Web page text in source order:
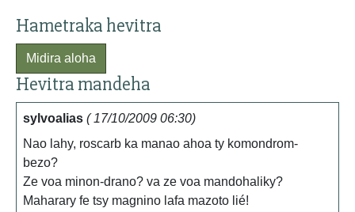
Hametraka hevitra
Midira aloha
Hevitra mandeha
sylvoalias ( 17/10/2009 06:30)
Nao lahy, roscarb ka manao ahoa ty komondrom-
bezo?
Ze voa minon-drano? va ze voa mandohaliky?
Maharary fe tsy magnino lafa mazoto lié!